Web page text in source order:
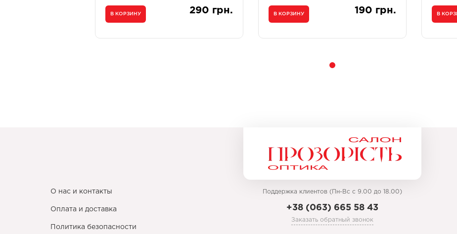
В КОРЗИНУ 290 грн. В КОРЗИНУ 190 грн. В
О нас и контакты
Оплата и доставка
Политика безопасности
Поддержка клиентов (Пн-Вс с 9.00 до 18.00)
+38 (063) 665 58 43
Заказать обратный звонок